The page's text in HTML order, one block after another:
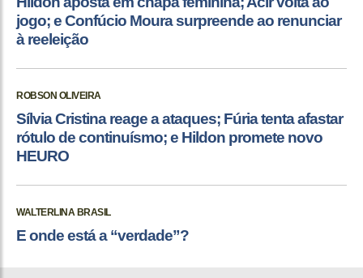
jogo; e Confúcio Moura surpreende ao renunciar
à reeleição
ROBSON OLIVEIRA
Sílvia Cristina reage a ataques; Fúria tenta afastar
rótulo de continuísmo; e Hildon promete novo
HEURO
WALTERLINA BRASIL
E onde está a “verdade”?